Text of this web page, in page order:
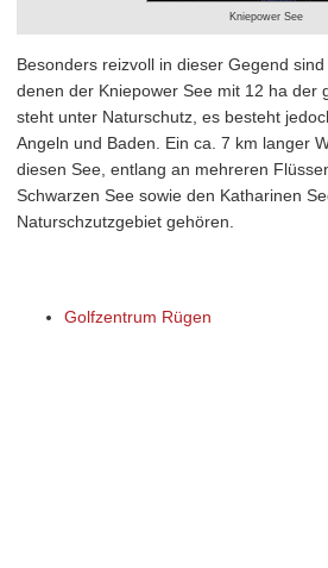
Kniepower See
Besonders reizvoll in dieser Gegend
denen der Kniepower See mit 12 ha der
steht unter Naturschutz, es besteht
Angeln und Baden. Ein ca. 7 km langer
diesen See, entlang an mehreren
Schwarzen See sowie den Katharinen
Naturschzutzgebiet gehören.
Golfzentrum Rügen